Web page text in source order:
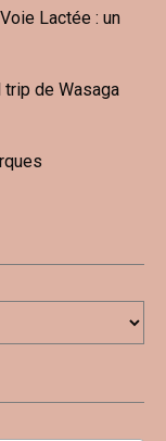
Lactée : un
trip de Wasaga